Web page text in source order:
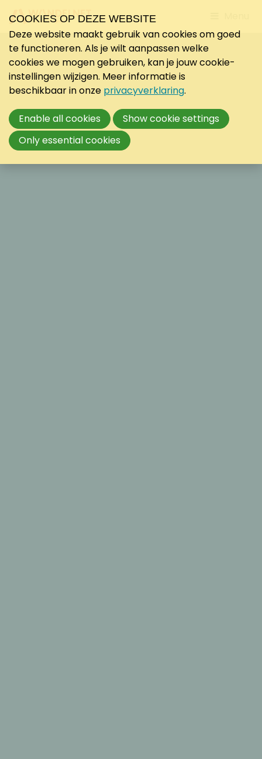
to
COOKIES OP DEZE WEBSITE
Deze website maakt gebruik van cookies om goed
te functioneren. Als je wilt aanpassen welke
cookies we mogen gebruiken, kan je jouw cookie-
instellingen wijzigen. Meer informatie is
beschikbaar in onze privacyverklaring.
Enable all cookies
Show cookie settings
Only essential cookies